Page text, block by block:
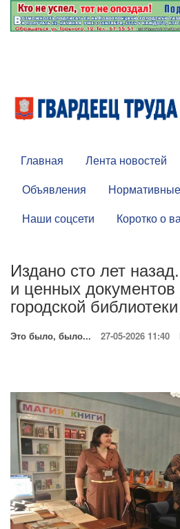
Главная Лента новостей
Объявления
Наши соцсети
Коротко о
Издано сто лет
и ценных
городской
Это было, было... 27-05-2026 11:40